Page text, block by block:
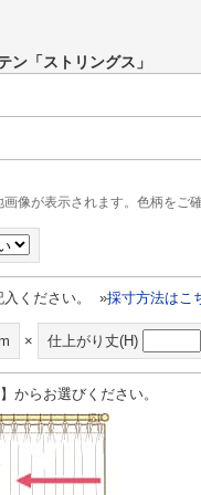
ン「ストリングス」
像が表示されます。色柄をご確
入ください。 »採寸方法はこ
× 仕上がり丈(H)
からお選びください。